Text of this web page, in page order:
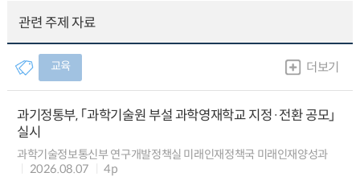
관련 주제 자료
교육 더보기
과기정통부, 「과학기술원 부설 과학영재학교 지정·전환 공모」
실시
과학기술정보통신부 연구개발정책실 미래인재정책국 미래인재양성과
2026.08.07
4p